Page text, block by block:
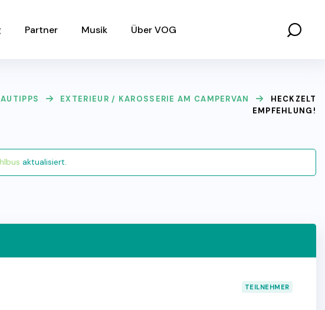
Partner Musik Über VOG
EXTERIEUR / KAROSSERIE AM CAMPERVAN
HECKZELT
EMPFEHLUNG!
aktualisiert.
TEILNEHMER